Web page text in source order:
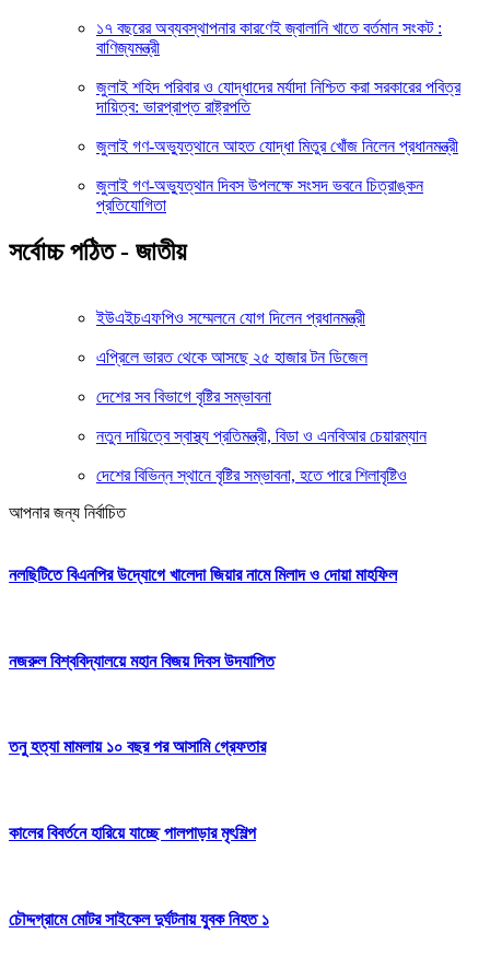
১৭ বছরের অব্যবস্থাপনার কারণেই জ্বালানি খাতে বর্তমান সংকট :
বাণিজ্যমন্ত্রী
জুলাই শহিদ পরিবার ও যোদ্ধাদের মর্যাদা নিশ্চিত করা সরকারের পবিত্র
দায়িত্ব: ভারপ্রাপ্ত রাষ্ট্রপতি
জুলাই গণ-অভ্যুত্থানে আহত যোদ্ধা মিতুর খোঁজ নিলেন প্রধানমন্ত্রী
জুলাই গণ-অভ্যুত্থান দিবস উপলক্ষে সংসদ ভবনে চিত্রাঙ্কন
প্রতিযোগিতা
সর্বোচ্চ পঠিত - জাতীয়
ইউএইচএফপিও সম্মেলনে যোগ দিলেন প্রধানমন্ত্রী
এপ্রিলে ভারত থেকে আসছে ২৫ হাজার টন ডিজেল
দেশের সব বিভাগে বৃষ্টির সম্ভাবনা
নতুন দায়িত্বে স্বাস্থ্য প্রতিমন্ত্রী, বিডা ও এনবিআর চেয়ারম্যান
দেশের বিভিন্ন স্থানে বৃষ্টির সম্ভাবনা, হতে পারে শিলাবৃষ্টিও
আপনার জন্য নির্বাচিত
নলছিটিতে বিএনপির উদ্যোগে খালেদা জিয়ার নামে মিলাদ ও দোয়া মাহফিল
নজরুল বিশ্ববিদ্যালয়ে মহান বিজয় দিবস উদযাপিত
তনু হত্যা মামলায় ১০ বছর পর আসামি গ্রেফতার
কালের বিবর্তনে হারিয়ে যাচ্ছে পালপাড়ার মৃৎশিল্প
চৌদ্দগ্রামে মোটর সাইকেল দুর্ঘটনায় যুবক নিহত ১